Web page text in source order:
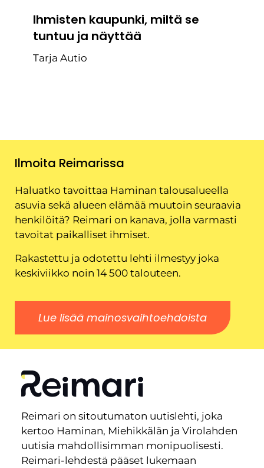
Ihmisten kaupunki, miltä se
tuntuu ja näyttää
Tarja Autio
Ilmoita Reimarissa
Haluatko tavoittaa Haminan talousalueella
asuvia sekä alueen elämää muutoin seuraavia
henkilöitä? Reimari on kanava, jolla varmasti
tavoitat paikalliset ihmiset.
Rakastettu ja odotettu lehti ilmestyy joka
keskiviikko noin 14 500 talouteen.
Lue lisää mainosvaihtoehdoista
Reimari on sitoutumaton uutislehti, joka
kertoo Haminan, Miehikkälän ja Virolahden
uutisia mahdollisimman monipuolisesti.
Reimari-lehdestä pääset lukemaan